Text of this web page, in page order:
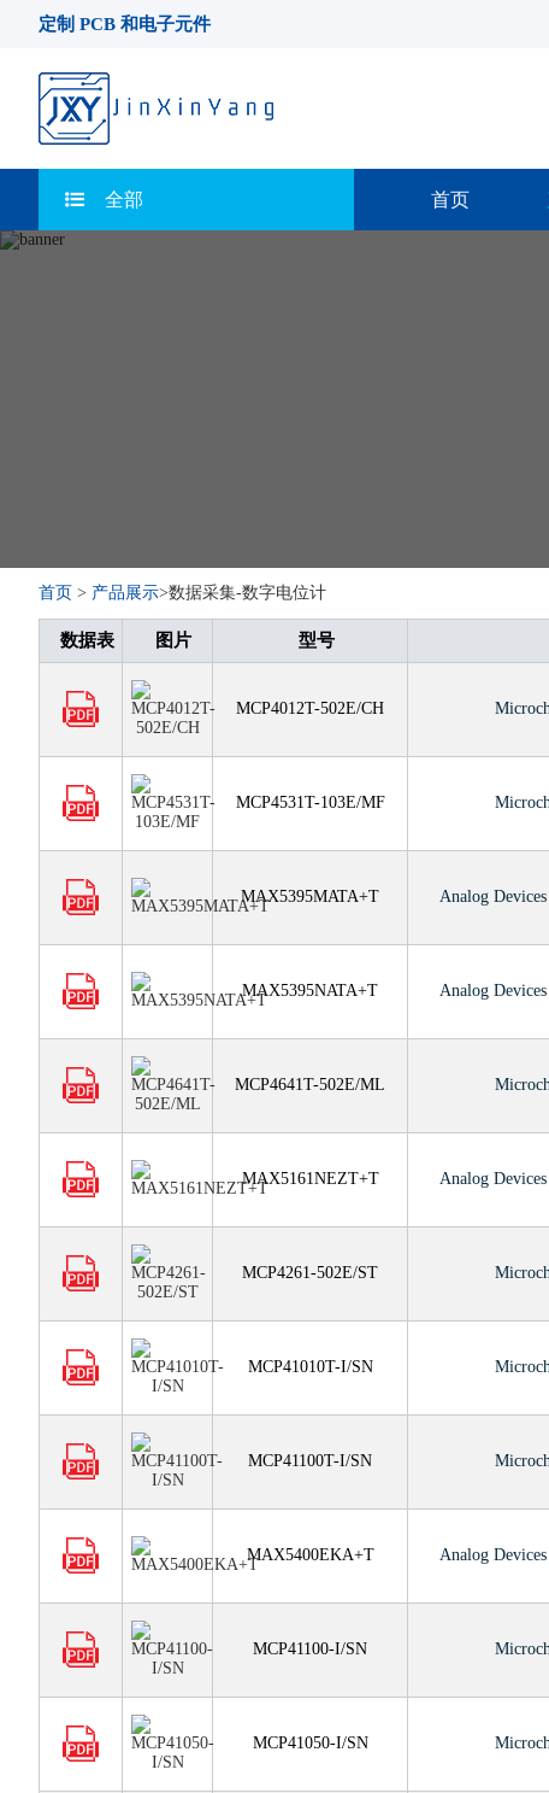
定制 PCB 和电子元件
全部 首页
首页 > 产品展示>数据采集-数字电位计
数据表 图片 型号
MCP4012T-502E/CH
MCP4531T-103E/MF
MAX5395MATA+T Analog
MAX5395NATA+T Analog
MCP4641T-502E/ML
MAX5161NEZT+T Analog
MCP4261-502E/ST
MCP41010T-I/SN
MCP41100T-I/SN
MAX5400EKA+T Analog
MCP41100-I/SN
MCP41050-I/SN